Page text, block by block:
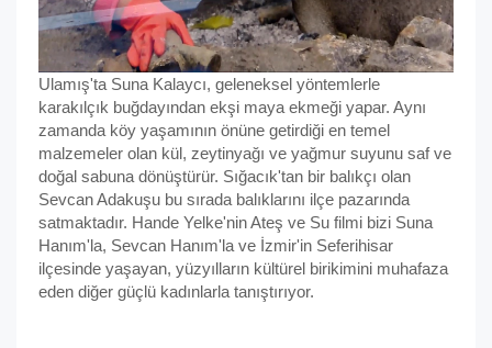
Ulamış'ta Suna Kalaycı, geleneksel yöntemlerle
karakılçık buğdayından ekşi maya ekmeği yapar. Aynı
zamanda köy yaşamının önüne getirdiği en temel
malzemeler olan kül, zeytinyağı ve yağmur suyunu saf ve
doğal sabuna dönüştürür. Sığacık'tan bir balıkçı olan
Sevcan Adakuşu bu sırada balıklarını ilçe pazarında
satmaktadır. Hande Yelke'nin Ateş ve Su filmi bizi Suna
Hanım'la, Sevcan Hanım'la ve İzmir'in Seferihisar
ilçesinde yaşayan, yüzyılların kültürel birikimini muhafaza
eden diğer güçlü kadınlarla tanıştırıyor.